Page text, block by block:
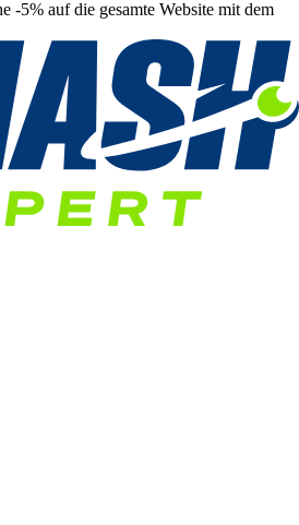
-5% auf die gesamte Website mit dem